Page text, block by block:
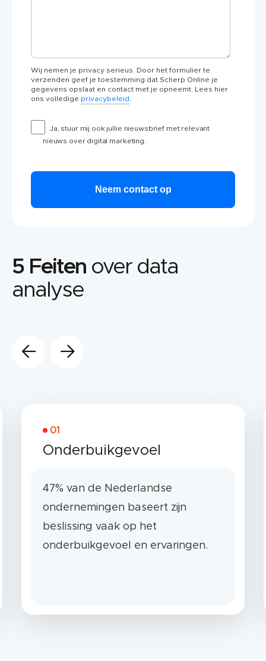
Wij nemen je privacy serieus. Door het formulier te
verzenden geef je toestemming dat Scherp Online je
gegevens opslaat en contact met je opneemt. Lees hier
ons volledige privacybeleid
Ja, stuur mij ook jullie nieuwsbrief met relevant
nieuws over digital marketing.
5 Feiten over data
analyse
01
Onderbuikgevoel
47% van de Nederlandse
ondernemingen baseert zijn
beslissing vaak op het
onderbuikgevoel en ervaringen.